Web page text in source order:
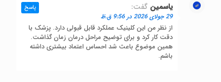
یاسمین گفت:
29 جولای 2026 در 9:56 ق.ظ
از نظر من این کلینیک عملکرد قابل قبولی دارد. پزشک با
دقت کار کرد و برای توضیح مراحل درمان زمان گذاشت.
همین موضوع باعث شد احساس اعتماد بیشتری داشته
باشم.
پاسخ